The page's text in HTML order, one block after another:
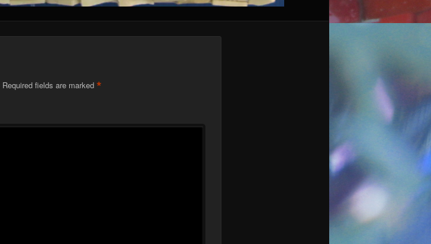
Required fields are marked *